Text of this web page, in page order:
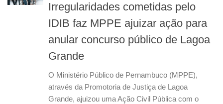
Irregularidades cometidas pelo
IDIB faz MPPE ajuizar ação para
anular concurso público de Lagoa
Grande
O Ministério Público de Pernambuco (MPPE),
através da Promotoria de Justiça de Lagoa
Grande, ajuizou uma Ação Civil Pública com o